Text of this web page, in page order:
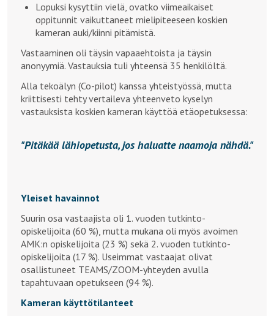
Lopuksi kysyttiin vielä, ovatko viimeaikaiset
oppitunnit vaikuttaneet mielipiteeseen koskien
kameran auki/kiinni pitämistä.
Vastaaminen oli täysin vapaaehtoista ja täysin
anonyymiä. Vastauksia tuli yhteensä 35 henkilöltä.
Alla tekoälyn (Co-pilot) kanssa yhteistyössä, mutta
kriittisesti tehty vertaileva yhteenveto kyselyn
vastauksista koskien kameran käyttöä etäopetuksessa:
Pitäkää lähiopetusta, jos haluatte naamoja nähdä.
Yleiset havainnot
Suurin osa vastaajista oli 1. vuoden tutkinto-
opiskelijoita (60 %), mutta mukana oli myös avoimen
AMK:n opiskelijoita (23 %) sekä 2. vuoden tutkinto-
opiskelijoita (17 %). Useimmat vastaajat olivat
osallistuneet TEAMS/ZOOM-yhteyden avulla
tapahtuvaan opetukseen (94 %).
Kameran käyttötilanteet